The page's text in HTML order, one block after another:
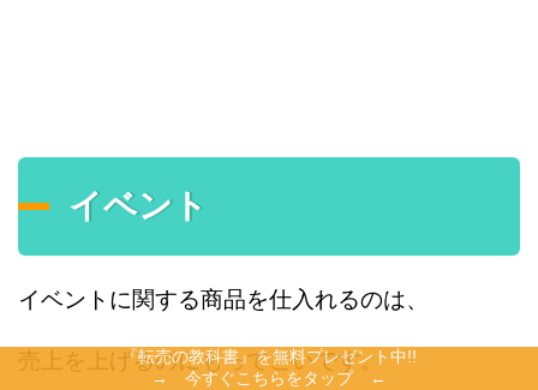
イベント
イベントに関する商品を仕入れるのは、
売上を上げるのにもってこいです。
『転売の教科書』を無料プレゼント中!!
→ 今すぐこちらをタップ ←